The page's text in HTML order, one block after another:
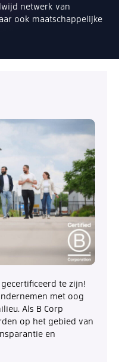
netwerk van
ook maatschappelijke
te zijn!
met oog
Als B Corp
op het gebied van
en